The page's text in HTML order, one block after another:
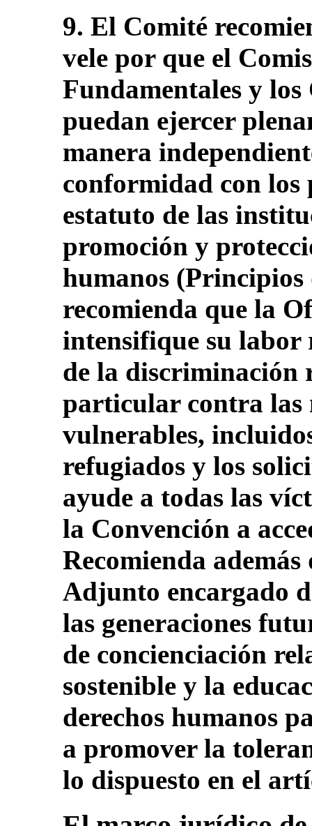
9. El Comité
vele por que el
Fundamentales y
puedan ejercer
manera
conformidad con
estatuto de las
promoción y
humanos (Principios
recomienda que la
intensifique su
de la discriminación
particular contra las
vulnerables,
refugiados y los
ayude a todas las
la Convención a
Recomienda
Adjunto encargado
las generaciones
de concienciación
sostenible y la
derechos humanos
a promover la
lo dispuesto en el